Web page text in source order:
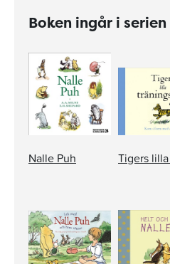
Boken ingår i serien
Nalle Puh